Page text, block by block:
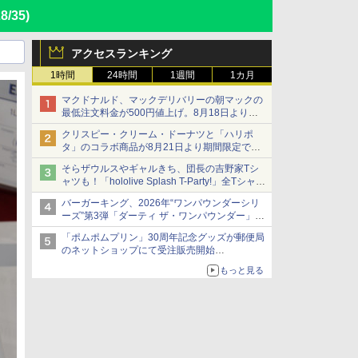
35)
アクセスランキング
1時間 24時間 1週間 1カ月
マクドナルド、マックデリバリーの朝マックの
最低注文料金が500円値上げ。8月18日より
1,500円から受付
クリスピー・クリーム・ドーナツと「ハリポ
タ」のコラボ商品が8月21日より期間限定で発
売
組分け帽子ドーナツなど見た目も楽しい商品が
登場
そらザウルスやギャルきち、団長の吉野家Tシ
ャツも！「hololive Splash T-Party!」全Tシャツ
ラインナップ公開＆オンライン販売開始
バーガーキング、2026年“ワンパウンダーシリ
ーズ”第3弾「ダーティ ザ・ワンパウンダー」を
8月7日発売
「特製ガーリックマヨソース」を使用した超大
型チーズバーガー
「ポムポムプリン」30周年記念グッズが郵便局
のネットショップにて受注販売開始
「おもちもちもちクッション」など今年だけの
もっと見る